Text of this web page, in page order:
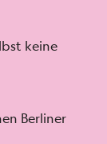
keine
Berlin­er